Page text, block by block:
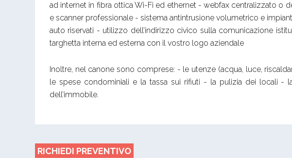
ad internet in fibra ottica Wi-Fi ed ethernet - webfax centralizzato o
e scanner professionale - sistema antintrusione volumetrico e
auto riservati - utilizzo dell’indirizzo civico sulla comunicazione
targhetta interna ed esterna con il vostro logo aziendale
Inoltre, nel canone sono comprese: - le utenze (acqua, luce,
le spese condominiali e la tassa sui rifiuti - la pulizia dei locali -
dell’immobile.
RICHIEDI PREVENTIVO